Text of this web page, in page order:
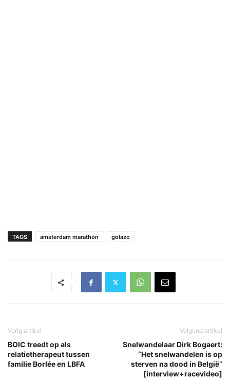
TAGS amsterdam marathon golazo
Vorig artikel
BOIC treedt op als
relatietherapeut tussen
familie Borlée en LBFA
Volgend artikel
Snelwandelaar Dirk Bogaert:
“Het snelwandelen is op
sterven na dood in België”
[interview+racevideo]